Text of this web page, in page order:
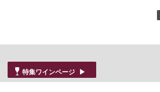
特集ワインページ ▶